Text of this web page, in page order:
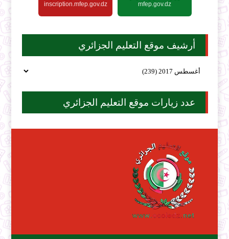
mfep.gov.dz
inscription.mfep.gov.dz
أرشيف موقع التعليم الجزائري
عدد زيارات موقع التعليم الجزائري